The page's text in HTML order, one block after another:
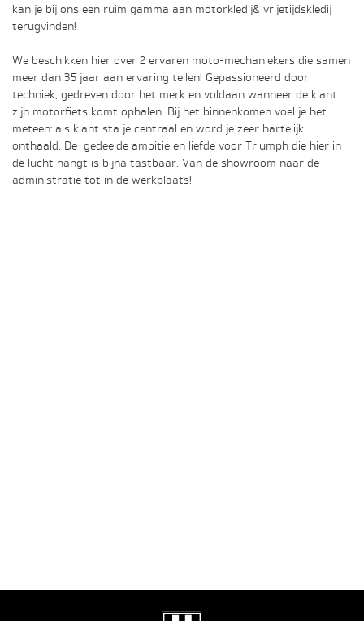
kan je bij ons een ruim gamma aan motorkledij& vrijetijdskledij
terugvinden!
We beschikken hier over 2 ervaren moto-mechaniekers die samen
meer dan 35 jaar aan ervaring tellen! Gepassioneerd door
techniek, gedreven door het merk en voldaan wanneer de klant
zijn motorfiets komt ophalen. Bij het binnenkomen voel je het
meteen: als klant sta je centraal en word je zeer hartelijk
onthaald. De gedeelde ambitie en liefde voor Triumph die hier in
de lucht hangt is bijna tastbaar. Van de showroom naar de
administratie tot in de werkplaats!